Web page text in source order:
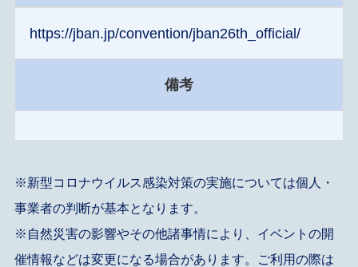
https://jban.jp/convention/jban26th_official/
備考
※新型コロナウイルス感染対策の実施については個人・
事業者の判断が基本となります。
※自然災害の影響やその他諸事情により、イベントの開
催情報などは変更になる場合があります。ご利用の際は